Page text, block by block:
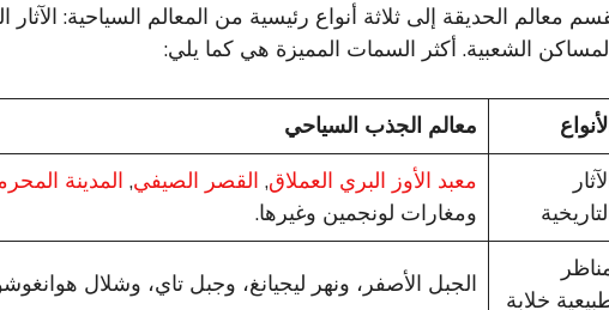
معالم الحديقة إلى ثلاثة أنواع رئيسية من المعالم السياحية: الآثار
الشعبية. أكثر السمات المميزة هي كما يلي:
معالم الجذب السياحي
معبد الأوز البري العملاق, القصر الصيفي, المدينة
ومغارات لونجمين وغيرها.
خلابة
الجبل الأصفر، ونهر ليجيانغ، وجبل تاي، وشلال